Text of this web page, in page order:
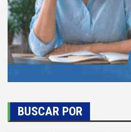
BUSCAR POR